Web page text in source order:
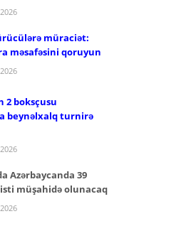
müraciət:
məsafəsini qoruyun
2 boksçusu
beynəlxalq turnirə
Azərbaycanda 39
müşahidə olunacaq